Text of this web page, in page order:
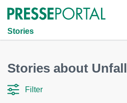
Stories
Stories about Unfall
Filter